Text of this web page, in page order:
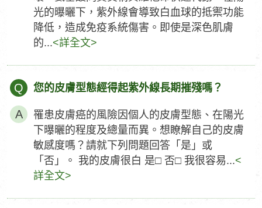
光的曝曬下，紫外線會導致白血球的抵禦功能
降低，造成免疫系統傷害。即使是深色肌膚
的...<詳全文>
Q 您的皮膚型態經得起紫外線長期摧殘嗎？
罹患皮膚癌的風險因個人的皮膚型態、在陽光
下曝曬的程度及總量而異。想瞭解自己的皮膚
敏感度嗎？請就下列問題回答「是」或
「否」。 我的皮膚很白 是□ 否□ 我很容易...<
詳全文>